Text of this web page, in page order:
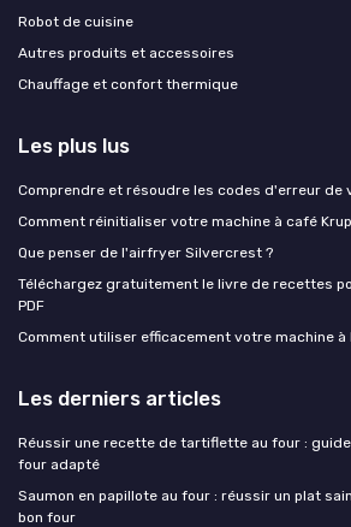
Robot de cuisine
Autres produits et accessoires
Chauffage et confort thermique
Les plus lus
Comprendre et résoudre les codes d'erreur de
Comment réinitialiser votre machine à café
Que penser de l'airfryer Silvercrest ?
Téléchargez gratuitement le livre de recettes
PDF
Comment utiliser efficacement votre machine à
Les derniers articles
Réussir une recette de tartiflette au four :
four adapté
Saumon en papillote au four : réussir un plat
bon four